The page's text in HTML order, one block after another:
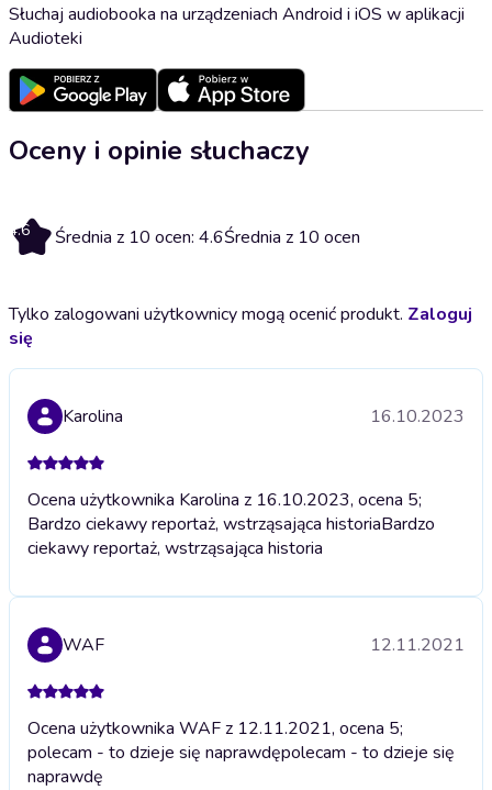
Słuchaj audiobooka na urządzeniach Android i iOS w aplikacji
Audioteki
Oceny i opinie słuchaczy
4.6 Średnia z 10 ocen: 4.6Średnia z 10 ocen
Tylko zalogowani użytkownicy mogą ocenić produkt. Zaloguj
się
Karolina 16.10.2023
Ocena użytkownika Karolina z 16.10.2023, ocena 5;
Bardzo ciekawy reportaż, wstrząsająca historiaBardzo
ciekawy reportaż, wstrząsająca historia
WAF 12.11.2021
Ocena użytkownika WAF z 12.11.2021, ocena 5;
polecam - to dzieje się naprawdępolecam - to dzieje się
naprawdę